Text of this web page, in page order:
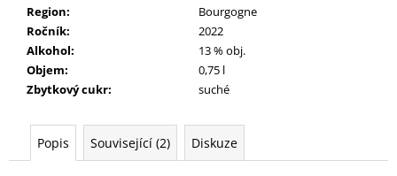
Region:
Bourgogne
Ročník:
2022
Alkohol:
13 % obj.
Objem:
0,75 l
Zbytkový cukr: suché
Popis Související (2) Diskuze